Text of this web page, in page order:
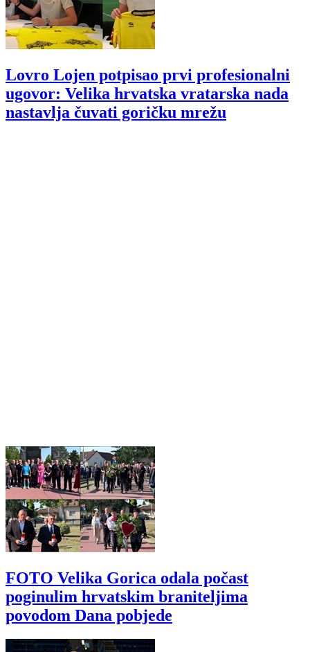
Lovro Lojen potpisao prvi profesionalni
ugovor: Velika hrvatska vratarska nada
nastavlja čuvati goričku mrežu
FOTO Velika Gorica odala počast
poginulim hrvatskim braniteljima
povodom Dana pobjede